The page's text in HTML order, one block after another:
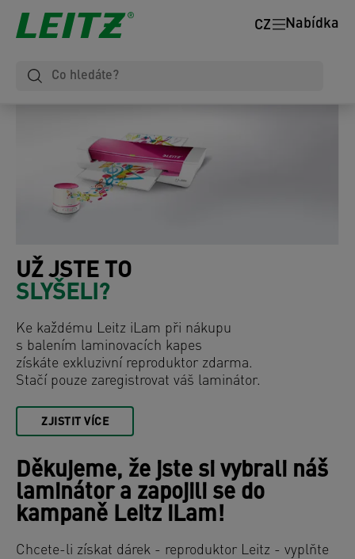
Nabídka
CZ
UŽ JSTE TO
SLYŠELI?
Ke každému Leitz iLam při nákupu
s balením laminovacích kapes
získáte exkluzivní reproduktor zdarma.
Stačí pouze zaregistrovat váš laminátor.
ZJISTIT VÍCE
Děkujeme, že jste si vybrali náš
laminátor a zapojili se do
kampaně Leitz iLam!
Chcete-li získat dárek - reproduktor Leitz - vyplňte